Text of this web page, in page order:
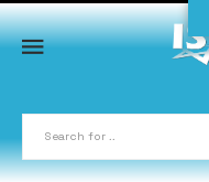
Skip
to
content